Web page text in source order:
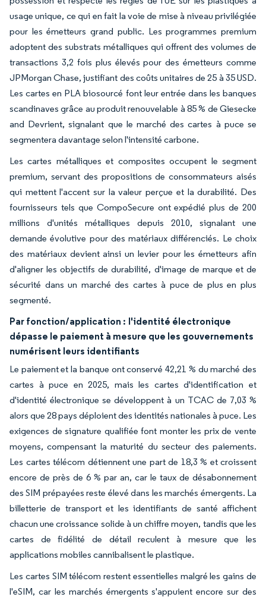
usage unique, ce qui en fait la voie de mise à niveau privilégiée
pour les émetteurs grand public. Les programmes premium
adoptent des substrats métalliques qui offrent des volumes de
transactions 3,2 fois plus élevés pour des émetteurs comme
JPMorgan Chase, justifiant des coûts unitaires de 25 à 35 USD.
Les cartes en PLA biosourcé font leur entrée dans les banques
scandinaves grâce au produit renouvelable à 85 % de Giesecke
and Devrient, signalant que le marché des cartes à puce se
segmentera davantage selon l'intensité carbone.
Les cartes métalliques et composites occupent le segment
premium, servant des propositions de consommateurs aisés
qui mettent l'accent sur la valeur perçue et la durabilité. Des
fournisseurs tels que CompoSecure ont expédié plus de 200
millions d'unités métalliques depuis 2010, signalant une
demande évolutive pour des matériaux différenciés. Le choix
des matériaux devient ainsi un levier pour les émetteurs afin
d'aligner les objectifs de durabilité, d'image de marque et de
sécurité dans un marché des cartes à puce de plus en plus
segmenté.
Par fonction/application : l'identité électronique
dépasse le paiement à mesure que les gouvernements
numérisent leurs identifiants
Le paiement et la banque ont conservé 42,21 % du marché des
cartes à puce en 2025, mais les cartes d'identification et
d'identité électronique se développent à un TCAC de 7,03 %
alors que 28 pays déploient des identités nationales à puce. Les
exigences de signature qualifiée font monter les prix de vente
moyens, compensant la maturité du secteur des paiements.
Les cartes télécom détiennent une part de 18,3 % et croissent
encore de près de 6 % par an, car le taux de désabonnement
des SIM prépayées reste élevé dans les marchés émergents. La
billetterie de transport et les identifiants de santé affichent
chacun une croissance solide à un chiffre moyen, tandis que les
cartes de fidélité de détail reculent à mesure que les
applications mobiles cannibalisent le plastique.
Les cartes SIM télécom restent essentielles malgré les gains de
l'eSIM, car les marchés émergents s'appuient encore sur des